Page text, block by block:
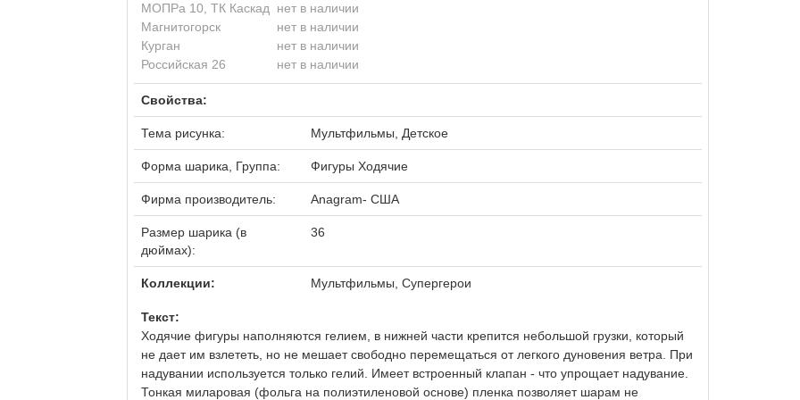
МОПРа 10, ТК Каскад
нет в наличии
Магнитогорск
нет в наличии
Курган
нет в наличии
Российская 26
нет в наличии
Свойства:
Тема рисунка: Мультфильмы, Детское
Форма шарика, Группа: Фигуры Ходячие
Фирма производитель: Anagram- США
Размер шарика (в
дюймах):
36
Коллекции: Мультфильмы, Супергерои
Текст:
Ходячие фигуры наполняются гелием, в нижней части крепится небольшой грузки, который
не дает им взлететь, но не мешает свободно перемещаться от легкого дуновения ветра. При
надувании используется только гелий. Имеет встроенный клапан - что упрощает надувание.
Тонкая миларовая (фольга на полиэтиленовой основе) пленка позволяет шарам не